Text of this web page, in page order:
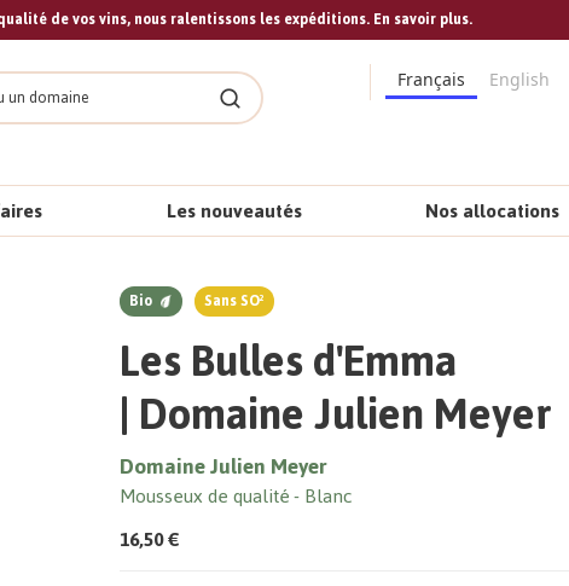
de vos vins, nous ralentissons les expéditions. En savoir plus.
Rechercher
Français English
Les nouveautés Nos allocations
Bio
Sans SO²
Les Bulles d'Emma
| Domaine Julien Meyer
Domaine Julien Meyer
Mousseux de qualité Blanc
16,50 €